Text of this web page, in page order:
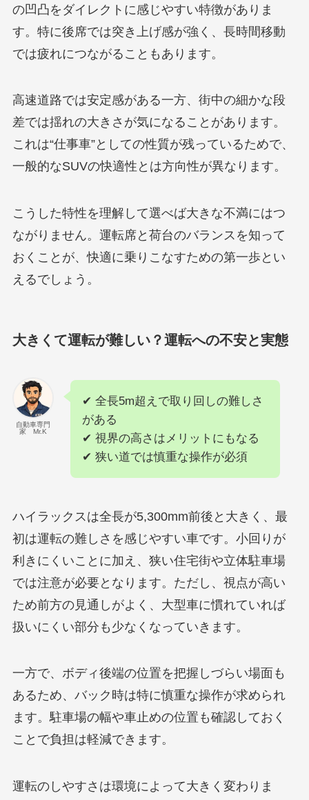
の凹凸をダイレクトに感じやすい特徴がありま
す。特に後席では突き上げ感が強く、長時間移動
では疲れにつながることもあります。
高速道路では安定感がある一方、街中の細かな段
差では揺れの大きさが気になることがあります。
これは“仕事車”としての性質が残っているためで、
一般的なSUVの快適性とは方向性が異なります。
こうした特性を理解して選べば大きな不満にはつ
ながりません。運転席と荷台のバランスを知って
おくことが、快適に乗りこなすための第一歩とい
えるでしょう。
大きくて運転が難しい？運転への不安と実態
自動車専門
家 Mr.K
✔ 全長5m超えで取り回しの難しさ
がある
✔ 視界の高さはメリットにもなる
✔ 狭い道では慎重な操作が必須
ハイラックスは全長が5,300mm前後と大きく、最
初は運転の難しさを感じやすい車です。小回りが
利きにくいことに加え、狭い住宅街や立体駐車場
では注意が必要となります。ただし、視点が高い
ため前方の見通しがよく、大型車に慣れていれば
扱いにくい部分も少なくなっていきます。
一方で、ボディ後端の位置を把握しづらい場面も
あるため、バック時は特に慎重な操作が求められ
ます。駐車場の幅や車止めの位置も確認しておく
ことで負担は軽減できます。
運転のしやすさは環境によって大きく変わりま